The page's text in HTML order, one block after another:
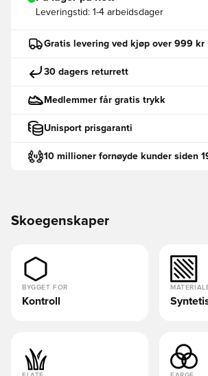
Leveringstid: 1-4 arbeidsdager
Gratis levering ved kjøp over 999 kr
30 dagers returrett
Medlemmer får gratis trykk
Unisport prisgaranti
10 millioner fornøyde kunder siden
Skoegenskaper
BYGGET FOR
Kontroll